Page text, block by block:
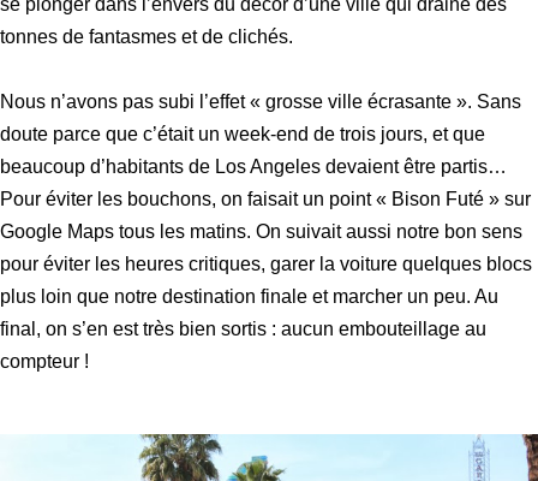
tonnes de fantasmes et de clichés.
Nous n’avons pas subi l’effet « grosse ville écrasante ». Sans
doute parce que c’était un week-end de trois jours, et que
beaucoup d’habitants de Los Angeles devaient être partis…
Pour éviter les bouchons, on faisait un point « Bison Futé » sur
Google Maps tous les matins. On suivait aussi notre bon sens
pour éviter les heures critiques, garer la voiture quelques blocs
plus loin que notre destination finale et marcher un peu. Au
final, on s’en est très bien sortis : aucun embouteillage au
compteur !